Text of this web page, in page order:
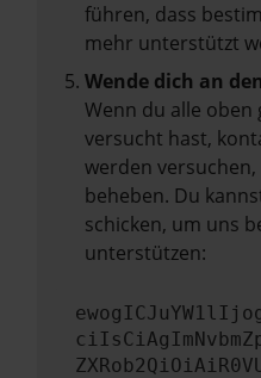
führen, dass
mehr unterstützt
Wende dich an
Wenn du alle
versucht hast,
werden
beheben. Du
schicken, um uns
unterstützen: